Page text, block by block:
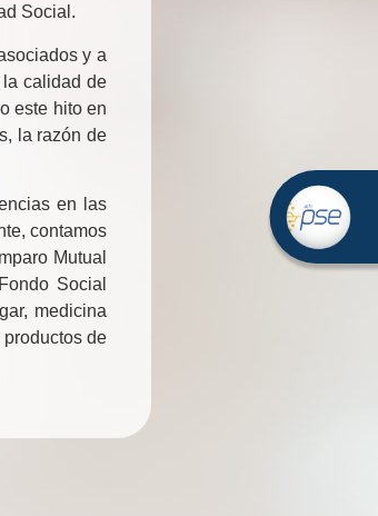
Social.
y a
la calidad de
este hito en
la razón de
en las
contamos
Mutual
Social
medicina
de